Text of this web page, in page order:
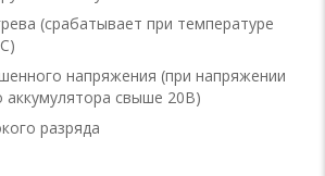
(срабатывает при температуре
напряжения (при напряжении
аккумулятора свыше 20В)
разряда